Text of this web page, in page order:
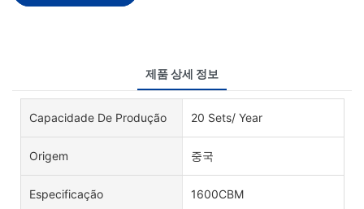
제품 상세 정보
Capacidade De Produção 20 Sets/ Year
Origem 중국
Especificação 1600CBM